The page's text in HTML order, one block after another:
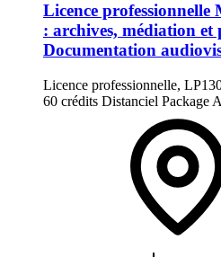
Licence
: archives, médiation
Documentation
Licence professionnelle,
60 crédits Distanciel Package